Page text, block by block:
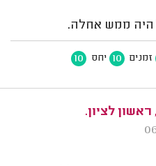
היה ממש אחלה.
זמנים 10 יחס 10
ראשון לציון.